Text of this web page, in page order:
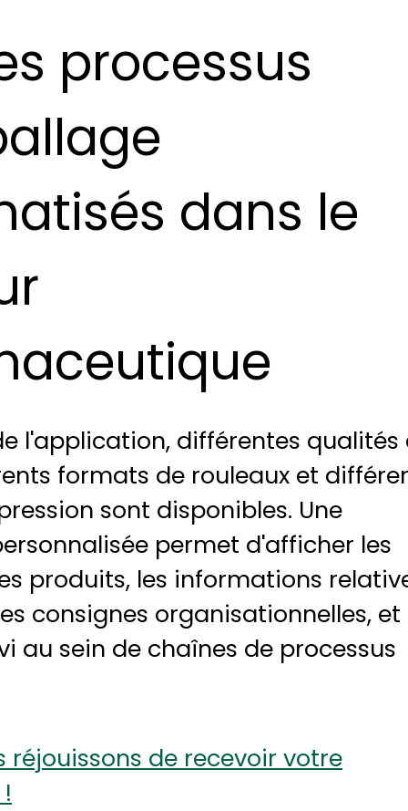
processus
dans le
l'application, différentes qualités
formats de rouleaux et
sont disponibles. Une
permet d'afficher les
produits, les informations
consignes organisationnelles, et
au sein de chaînes de processus
réjouissons de recevoir votre